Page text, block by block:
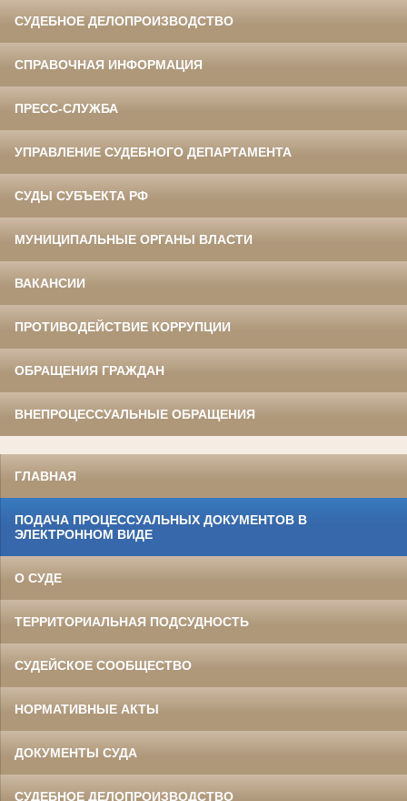
СУДЕБНОЕ ДЕЛОПРОИЗВОДСТВО
СПРАВОЧНАЯ ИНФОРМАЦИЯ
ПРЕСС-СЛУЖБА
УПРАВЛЕНИЕ СУДЕБНОГО ДЕПАРТАМЕНТА
СУДЫ СУБЪЕКТА РФ
МУНИЦИПАЛЬНЫЕ ОРГАНЫ ВЛАСТИ
ВАКАНСИИ
ПРОТИВОДЕЙСТВИЕ КОРРУПЦИИ
ОБРАЩЕНИЯ ГРАЖДАН
ВНЕПРОЦЕССУАЛЬНЫЕ ОБРАЩЕНИЯ
ГЛАВНАЯ
ПОДАЧА ПРОЦЕССУАЛЬНЫХ ДОКУМЕНТОВ В
ЭЛЕКТРОННОМ ВИДЕ
О СУДЕ
ТЕРРИТОРИАЛЬНАЯ ПОДСУДНОСТЬ
СУДЕЙСКОЕ СООБЩЕСТВО
НОРМАТИВНЫЕ АКТЫ
ДОКУМЕНТЫ СУДА
СУДЕБНОЕ ДЕЛОПРОИЗВОДСТВО